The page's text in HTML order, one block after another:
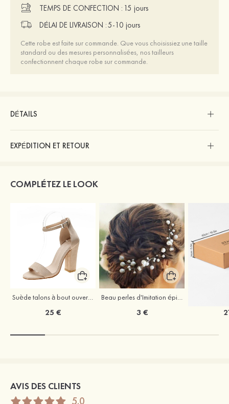
TEMPS DE CONFECTION : 15 jours
DÉLAI DE LIVRAISON :5-10 jours
Cette robe est faite sur commande. Que vous choisissiez une taille
standard ou des mesures personnalisées, nos tailleurs
confectionnent chaque robe sur commande.
DÉTAILS
EXPÉDITION ET RETOUR
COMPLÉTEZ LE LOOK
Suède talons à bout ouvert sandales talon bottier chaussures pour les soirées
25 €
Beau perles d'Imitation épingles à cheveux coiffe
3 €
AVIS DES CLIENTS
5.0